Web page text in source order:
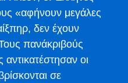
«αφήνουν μεγάλες
δεν έχουν
πανάκριβούς
οι
σε